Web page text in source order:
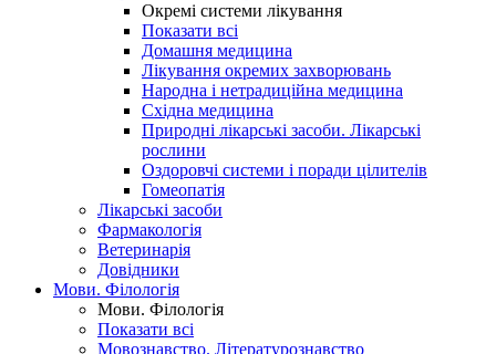
Окремі системи лікування
Показати всі
Домашня медицина
Лікування окремих захворювань
Народна і нетрадиційна медицина
Східна медицина
Природні лікарські засоби. Лікарські
рослини
Оздоровчі системи і поради цілителів
Гомеопатія
Лікарські засоби
Фармакологія
Ветеринарія
Довідники
Мови. Філологія
Мови. Філологія
Показати всі
Мовознавство. Літературознавство